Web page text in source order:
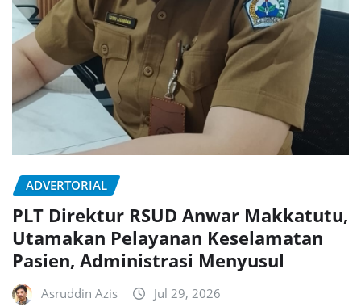
ADVERTORIAL
PLT Direktur RSUD Anwar Makkatutu,
Utamakan Pelayanan Keselamatan
Pasien, Administrasi Menyusul
Asruddin Azis Jul 29, 2026